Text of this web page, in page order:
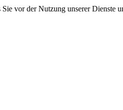
vor der Nutzung unserer